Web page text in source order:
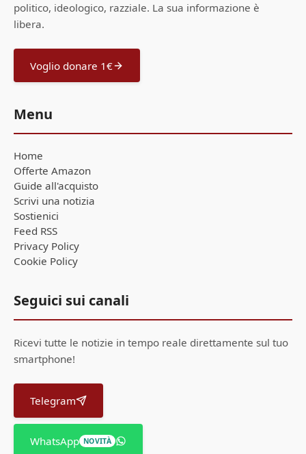
politico, ideologico, razziale. La sua informazione è
libera.
Voglio donare 1€
Menu
Home
Offerte Amazon
Guide all'acquisto
Scrivi una notizia
Sostienici
Feed RSS
Privacy Policy
Cookie Policy
Seguici sui canali
Ricevi tutte le notizie in tempo reale direttamente sul tuo
smartphone!
Telegram
WhatsApp NOVITÀ